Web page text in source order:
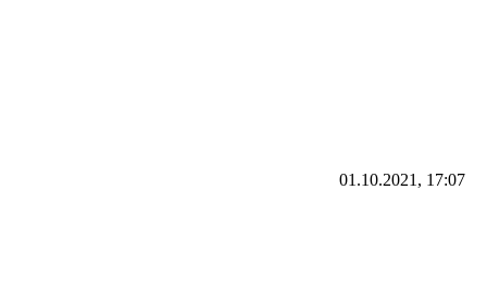
01.10.2021, 17:07